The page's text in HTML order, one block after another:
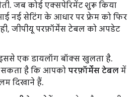
जब कोई एक्सपेरिमेंट शुरू किया
नई सेटिंग के आधार पर फ़्रेम को फिर
जीपीयू परफ़ॉर्मेंस टेबल को अपडेट
एक डायलॉग बॉक्स खुलता है.
सकता है कि आपको परफ़ॉर्मेंस टेबल में
दिखाने हैं.